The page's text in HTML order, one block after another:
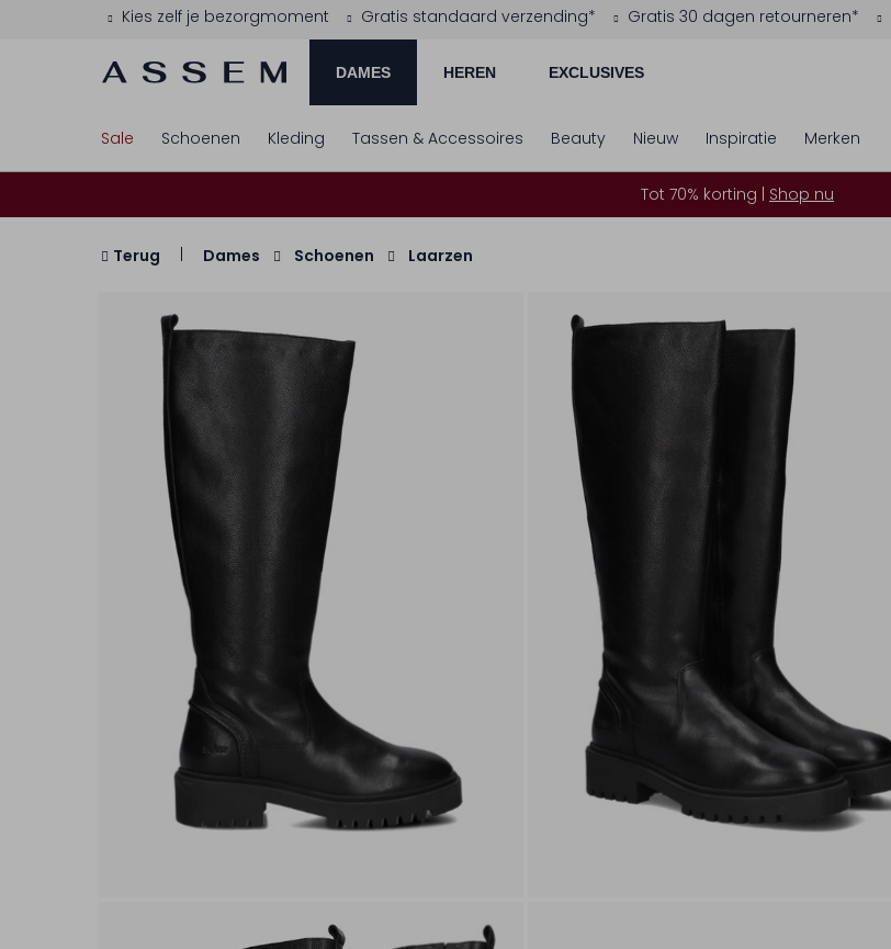
Kies zelf je bezorgmoment Gratis standaard verzending* Gratis 30 dagen retourneren*
DAMES HEREN EXCLUSIVES
Sale Schoenen Kleding Tassen & Accessoires Beauty Nieuw Inspiratie Merken
Tot 70% korting | Shop nu
Terug Dames Schoenen Laarzen